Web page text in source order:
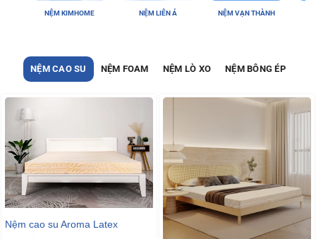
NỆM LIÊN Á NỆM VẠN THÀNH NỆM KIM CƯƠNG
NỆM CAO SU NỆM FOAM NỆM LÒ XO NỆM BÔNG ÉP
Nệm cao su Aroma Latex